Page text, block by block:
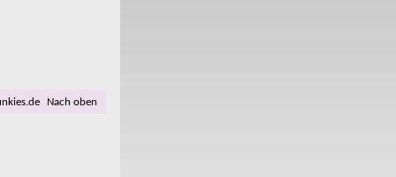
Nach oben